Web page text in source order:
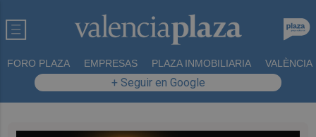
FORO PLAZA EMPRESAS PLAZA INMOBILIARIA VALÈNCIA
+ Seguir en Google